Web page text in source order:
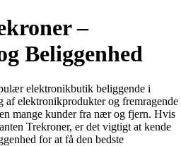
–
Beliggenhed
elektronikbutik beliggende i
af elektronikprodukter og fremragende
mange kunder fra nær og fjern. Hvis
Trekroner, er det vigtigt at kende
for at få den bedste